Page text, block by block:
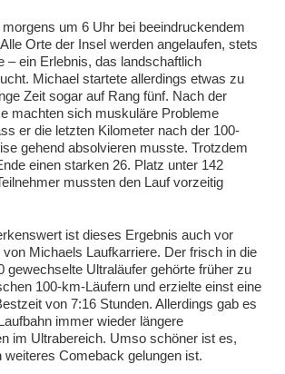
um 6 Uhr bei beeindruckendem
Orte der Insel werden angelaufen, stets
– ein Erlebnis, das landschaftlich
Michael startete allerdings etwas zu
Zeit sogar auf Rang fünf. Nach der
machten sich muskuläre Probleme
er die letzten Kilometer nach der 100-
gehend absolvieren musste. Trotzdem
einen starken 26. Platz unter 142
mussten den Lauf vorzeitig
ist dieses Ergebnis auch vor
Michaels Laufkarriere. Der frisch in die
gewechselte Ultraläufer gehörte früher zu
100-km-Läufern und erzielte einst eine
von 7:16 Stunden. Allerdings gab es
immer wieder längere
im Ultrabereich. Umso schöner ist es,
weiteres Comeback gelungen ist.